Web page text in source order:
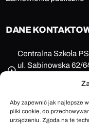
Aby zapewnić jak najlepsze
pliki cookie, do
urządzeniu. Zgoda na te
DANE
Centralna Szkoła
ul. Sabinowska 62/
REGON: 150123657
+48 47 85 86 100